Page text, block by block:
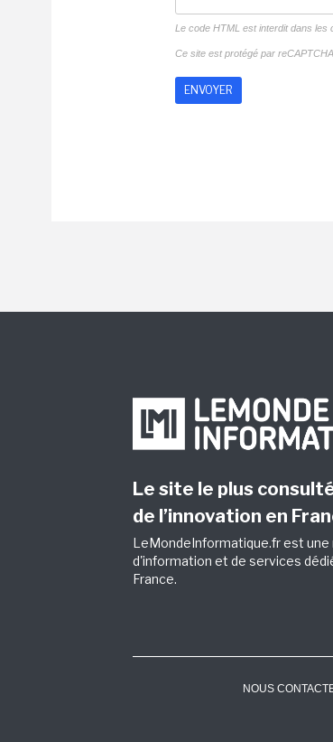
Le code HTML est interdit dans les
Ce site est protégé par
Le site le plus
de l’innovation en
LeMondeInformatique.fr est une
d'information et de services
France.
NOUS